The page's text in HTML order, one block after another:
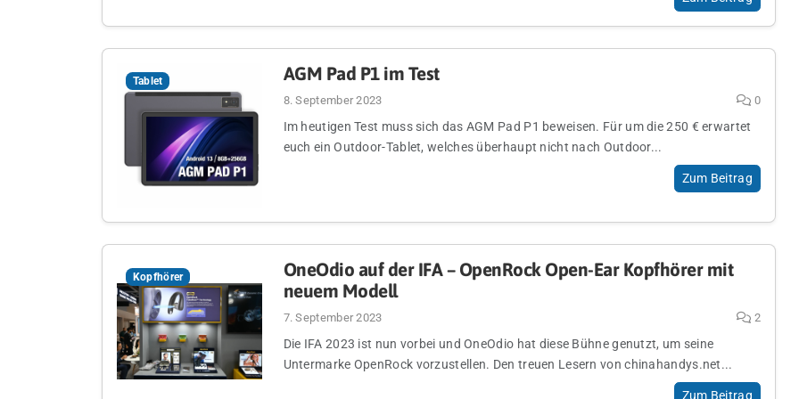
Tablet AGM Pad P1 im Test
8. September 2023 0
Im heutigen Test muss sich das AGM Pad P1 beweisen. Für um die 250 € erwartet
euch ein Outdoor-Tablet, welches überhaupt nicht nach Outdoor...
Zum Beitrag
Kopfhörer
OneOdio auf der IFA – OpenRock Open-Ear Kopfhörer mit
neuem Modell
7. September 2023 2
Die IFA 2023 ist nun vorbei und OneOdio hat diese Bühne genutzt, um seine
Untermarke OpenRock vorzustellen. Den treuen Lesern von chinahandys.net...
Zum Beitrag